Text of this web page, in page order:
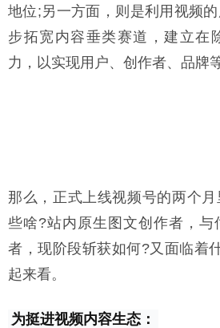
地位;另一方面，则是利用视频
步拓宽内容垂类赛道，建立在
力，以实现用户、创作者、品牌
那么，正式上线视频号的两个
些啥?站内原生图文创作者，与
者，现阶段斩获如何?又面临着
起来看。
为挺进视频内容生态：